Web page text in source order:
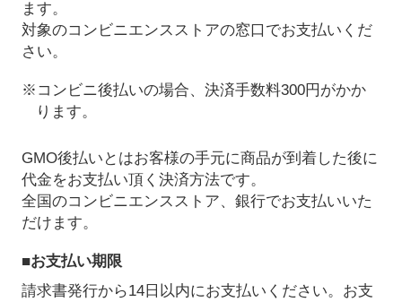
ます。
対象のコンビニエンスストアの窓口でお支払いくだ
さい。
※コンビニ後払いの場合、決済手数料300円がかか
ります。
GMO後払いとはお客様の手元に商品が到着した後に
代金をお支払い頂く決済方法です。
全国のコンビニエンスストア、銀行でお支払いいた
だけます。
■お支払い期限
請求書発行から14日以内にお支払いください。お支